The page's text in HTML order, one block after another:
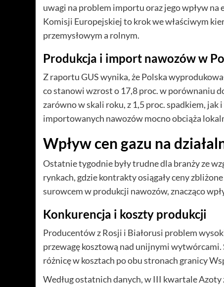
uwagi na problem importu oraz jego wpływ na
Komisji Europejskiej to krok we właściwym
przemysłowym a rolnym.
Produkcja i import nawozów w
Z raportu GUS wynika, że Polska
co stanowi wzrost o 17,8 proc. w porównaniu
zarówno w skali roku, z 1,5 proc. spadkiem, jak
importowanych nawozów mocno obciąża
Wpływ cen gazu na
Ostatnie tygodnie były trudne dla branży ze
rynkach, gdzie kontrakty osiągały ceny
surowcem w produkcji nawozów, znacząco
Konkurencja i koszty produkcji
Producentów z Rosji i Białorusi problem
przewagę kosztową nad unijnymi wytwórcami.
różnicę w kosztach po obu stronach granicy
Według ostatnich danych, w III kwartale